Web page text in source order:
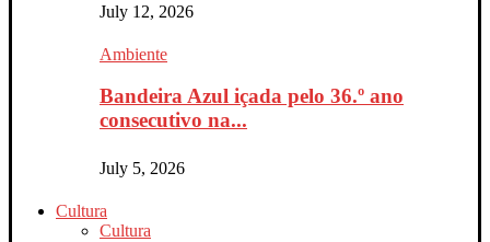
July 12, 2026
Ambiente
Bandeira Azul içada pelo 36.º ano
consecutivo na...
July 5, 2026
Cultura
Cultura